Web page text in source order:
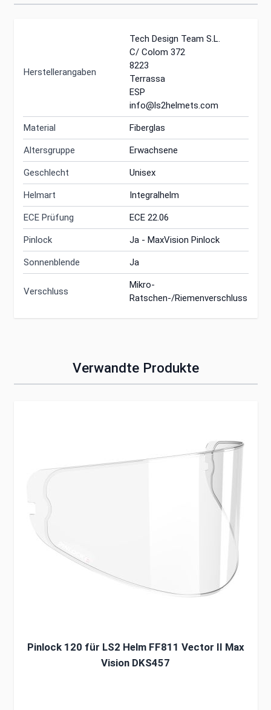
Herstellerangaben
Tech Design Team S.L.
C/ Colom 372
8223
Terrassa
ESP
info@ls2helmets.com
Material Fiberglas
Altersgruppe Erwachsene
Geschlecht Unisex
Helmart Integralhelm
ECE Prüfung ECE 22.06
Pinlock Ja - MaxVision Pinlock
Sonnenblende Ja
Verschluss
Mikro-
Ratschen-/Riemenverschluss
Verwandte Produkte
Pinlock 120 für LS2 Helm FF811 Vector II Max
Vision DKS457